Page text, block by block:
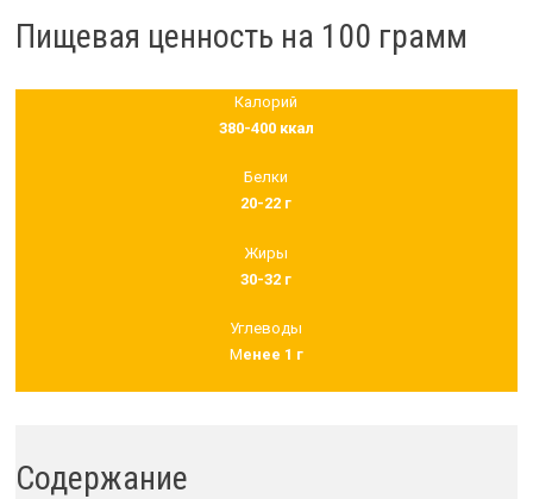
Пищевая ценность на 100 грамм
Калорий
380-400 ккал
Белки
20-22 г
Жиры
30-32 г
Углеводы
Менее 1 г
Содержание